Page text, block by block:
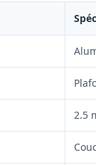
2.5